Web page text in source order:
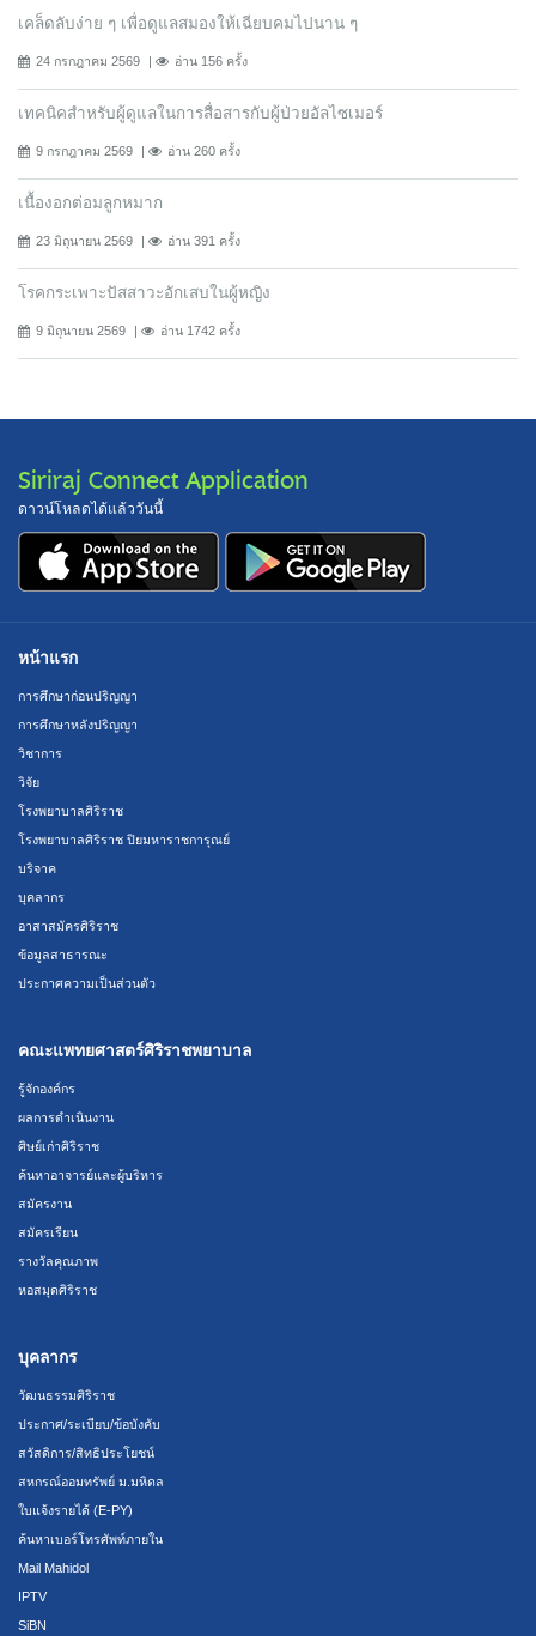
เคล็ดลับง่าย ๆ เพื่อดูแลสมองให้เฉียบคมไปนาน ๆ
24 กรกฎาคม 2569 อ่าน 156 ครั้ง
เทคนิคสำหรับผู้ดูแลในการสื่อสารกับผู้ป่วยอัลไซเมอร์
9 กรกฎาคม 2569 อ่าน 260 ครั้ง
เนื้องอกต่อมลูกหมาก
23 มิถุนายน 2569 อ่าน 391 ครั้ง
โรคกระเพาะปัสสาวะอักเสบในผู้หญิง
9 มิถุนายน 2569 อ่าน 1742 ครั้ง
Siriraj Connect Application
ดาวน์โหลดได้แล้ววันนี้
หน้าแรก
การศึกษาก่อนปริญญา
การศึกษาหลังปริญญา
วิชาการ
วิจัย
โรงพยาบาลศิริราช
โรงพยาบาลศิริราช ปิยมหาราชการุณย์
บริจาค
บุคลากร
อาสาสมัครศิริราช
ข้อมูลสาธารณะ
ประกาศความเป็นส่วนตัว
คณะแพทยศาสตร์ศิริราชพยาบาล
รู้จักองค์กร
ผลการดำเนินงาน
ศิษย์เก่าศิริราช
ค้นหาอาจารย์และผู้บริหาร
สมัครงาน
สมัครเรียน
รางวัลคุณภาพ
หอสมุดศิริราช
บุคลากร
วัฒนธรรมศิริราช
ประกาศ/ระเบียบ/ข้อบังคับ
สวัสดิการ/สิทธิประโยชน์
สหกรณ์ออมทรัพย์ ม.มหิดล
ใบแจ้งรายได้ (E-PY)
ค้นหาเบอร์โทรศัพท์ภายใน
Mail Mahidol
IPTV
SiBN